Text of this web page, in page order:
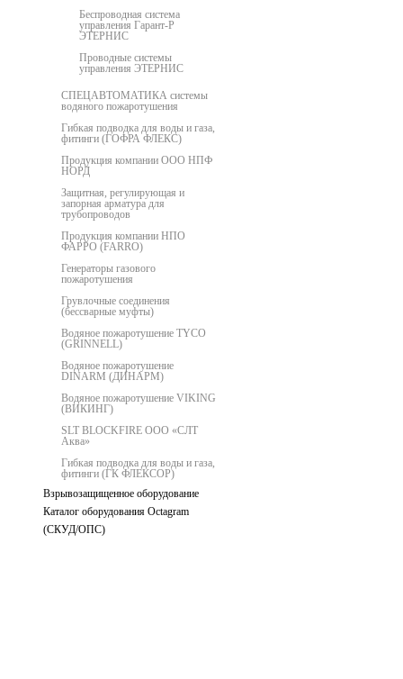
Беспроводная система
управления Гарант-Р
ЭТЕРНИС
Проводные системы
управления ЭТЕРНИС
СПЕЦАВТОМАТИКА системы
водяного пожаротушения
Гибкая подводка для воды и газа,
фитинги (ГОФРА ФЛЕКС)
Продукция компании ООО НПФ
НОРД
Защитная, регулирующая и
запорная арматура для
трубопроводов
Продукция компании НПО
ФАРРО (FARRO)
Генераторы газового
пожаротушения
Грувлочные соединения
(бессварные муфты)
Водяное пожаротушение TYCO
(GRINNELL)
Водяное пожаротушение
DINARM (ДИНАРМ)
Водяное пожаротушение VIKING
(ВИКИНГ)
SLT BLOCKFIRE ООО «СЛТ
Аква»
Гибкая подводка для воды и газа,
фитинги (ГК ФЛЕКСОР)
Взрывозащищенное оборудование
Каталог оборудования Octagram
(СКУД/ОПС)